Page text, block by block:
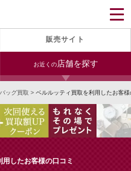
販売サイト
お近くの店舗を探す
ぐLINE査定
応時間10:00～19:00）
取を申し込む
キットをお届けします
道店 新宿東口店
店 梅田店
ッグ買取 > ベルルッティ買取を利用したお客
したお客様の口コミ